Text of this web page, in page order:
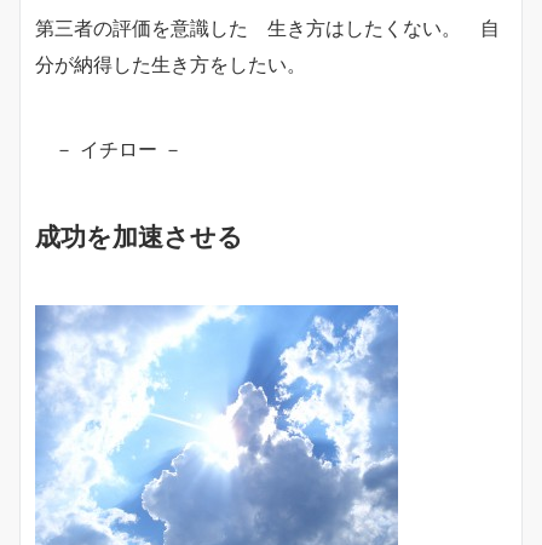
第三者の評価を意識した 生き方はしたくない。 自
分が納得した生き方をしたい。
－ イチロー －
成功を加速させる